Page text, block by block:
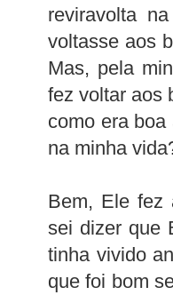
reviravolta
voltasse aos
Mas, pela
fez voltar aos
como era
na minha
Bem, Ele fez
sei dizer que
tinha vivido
que foi bom